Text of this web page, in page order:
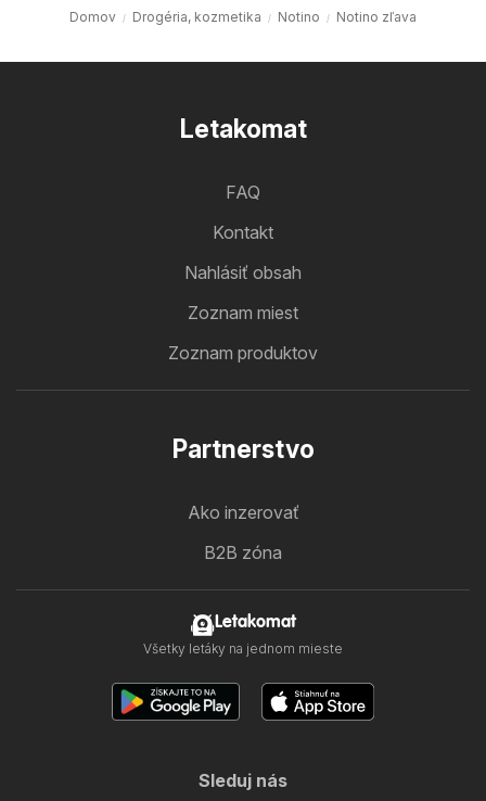
Domov Drogéria, kozmetika Notino Notino zľava
Letakomat
FAQ
Kontakt
Nahlásiť obsah
Zoznam miest
Zoznam produktov
Partnerstvo
Ako inzerovať
B2B zóna
Letakomat
Všetky letáky na jednom mieste
Sleduj nás